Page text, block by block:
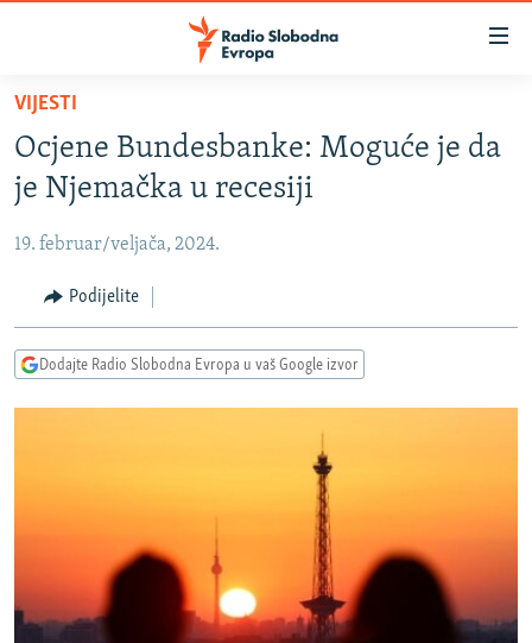
Pređite
glavni
sadržaj
Pređite
na
navigaciju
Pređite
na
BOSNA I HERCEGOVINA
SRBIJA
KOSOVO
CRNA GORA
VIDEO
PODCASTI
ISPRIČAJ MI
DNEVNO@RSE
VIJESTI
Ocjene Bundesbanke: Moguće je da
je Njemačka u recesiji
19. februar/veljača, 2024.
Podijelite
Dodajte Radio Slobodna Evropa u vaš Google izvor